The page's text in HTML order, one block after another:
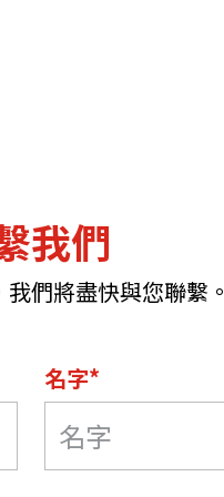
我們
們將盡快與您聯繫。
名字*